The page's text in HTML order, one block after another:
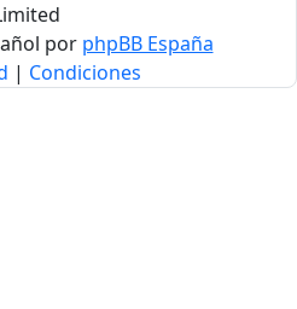
por phpBB España
| Condiciones